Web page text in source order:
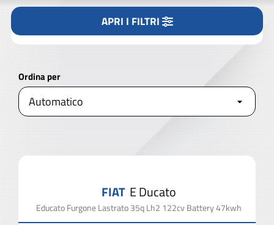
APRI I FILTRI
Modello
Alimentazione
CHIUDI I FILTRI
Ordina per
FIAT E Ducato
Educato Furgone Lastrato 35q Lh2 122cv Battery 47kwh